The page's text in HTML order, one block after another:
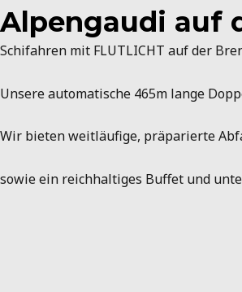
Alpengaudi auf
Schifahren mit FLUTLICHT auf der
Unsere automatische 465m lange
Wir bieten weitläufige, präparierte
sowie ein reichhaltiges Buffet und